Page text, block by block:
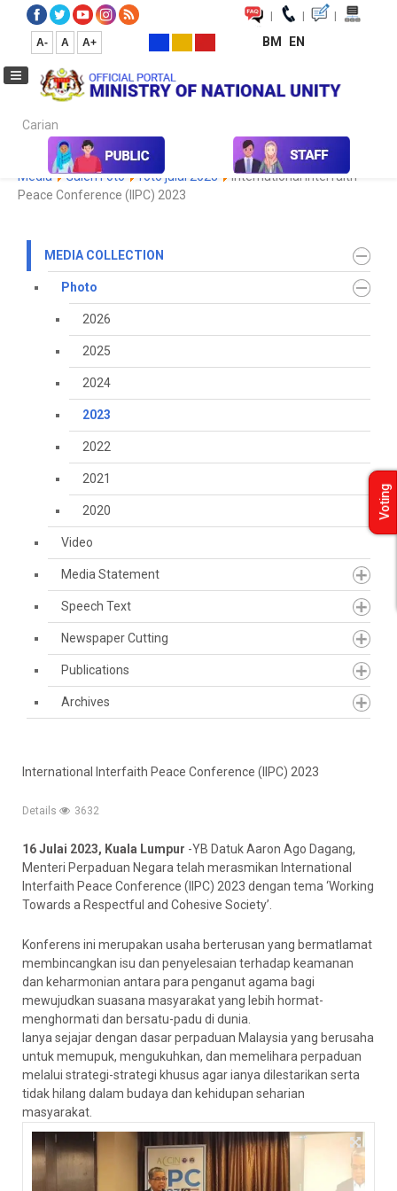
| | |
A- A A+ BM EN
Carian...
Media Media Collection Photo 2023
Koleksi
Media
Galeri Foto foto julai 2023
International Interfaith
Peace Conference (IIPC) 2023
MEDIA COLLECTION
Photo
2026
2025
2024
2023
2022
2021
2020
Video
Media Statement
Speech Text
Newspaper Cutting
Publications
Archives
International Interfaith Peace Conference (IIPC) 2023
Details 3632
16 Julai 2023, Kuala Lumpur -YB Datuk Aaron Ago Dagang,
Menteri Perpaduan Negara telah merasmikan International
Interfaith Peace Conference (IIPC) 2023 dengan tema ‘Working
Towards a Respectful and Cohesive Society’.
Konferens ini merupakan usaha berterusan yang bermatlamat
membincangkan isu dan penyelesaian terhadap keamanan
dan keharmonian antara para penganut agama bagi
mewujudkan suasana masyarakat yang lebih hormat-
menghormati dan bersatu-padu di dunia.
Ianya sejajardengan dasar perpaduan Malaysia yang berusaha
untuk memupuk, mengukuhkan, dan memelihara perpaduan
melalui strategi-strategi khusus agar ianya dilestarikan serta
tidak hilang dalam budaya dan kehidupan seharian
masyarakat.
Voting